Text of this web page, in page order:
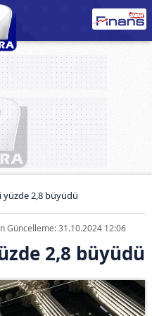
yüzde 2,8 büyüdü
Güncelleme: 31.10.2024 12:06
2,8 büyüdü